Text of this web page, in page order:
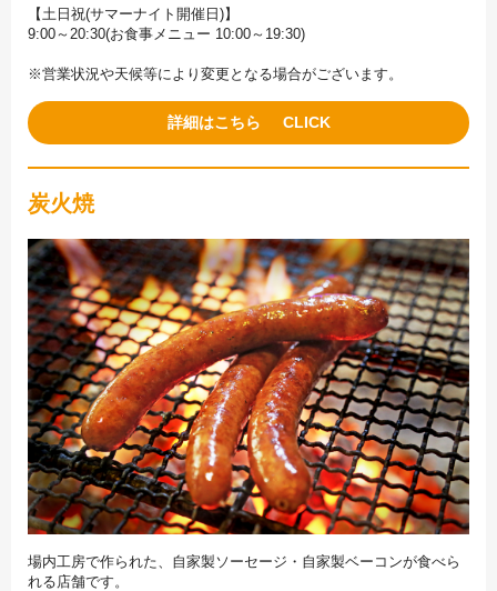
【土日祝(サマーナイト開催日)】
9:00～20:30(お食事メニュー 10:00～19:30)
※営業状況や天候等により変更となる場合がございます。
詳細はこちら
炭火焼
場内工房で作られた、自家製ソーセージ・自家製ベーコンが食べら
れる店舗です。